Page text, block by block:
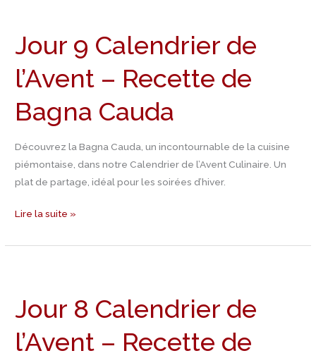
Jour 9 Calendrier de
l’Avent – Recette de
Bagna Cauda
Découvrez la Bagna Cauda, un incontournable de la cuisine
piémontaise, dans notre Calendrier de l’Avent Culinaire. Un
plat de partage, idéal pour les soirées d’hiver.
Calendrier
de
l’Avent
Recette
Bagna
Cauda
Lire la suite »
Jour 8 Calendrier de
l’Avent – Recette de
Calendrier
de
l’Avent